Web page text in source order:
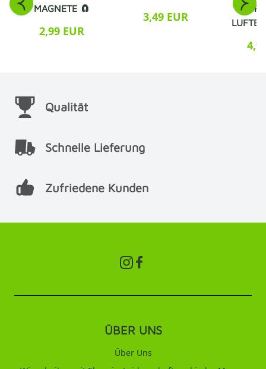
MAGNETE 🧲
2,99 EUR
3,49 EUR
Qualität
Schnelle Lieferung
Zufriedene Kunden
ÜBER UNS
Über Uns